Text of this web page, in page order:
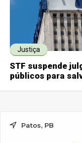
Justiça
STF suspende
públicos para
Patos, PB